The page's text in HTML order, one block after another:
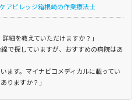
アビレッジ箱根崎の作業療法士
細を教えていただけますか？」
で探していますが、おすすめの病院はあ
ます。マイナビコメディカルに載ってい
ますか？」